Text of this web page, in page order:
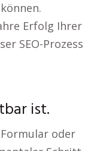
Erfolg Ihrer
SEO-Prozess
ist.
oder